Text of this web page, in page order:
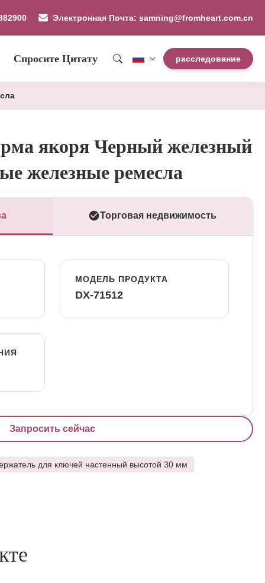
Электронная Почта: samning@fromheart.com.cn
Спросите Цитату расследование
якоря Черный железный
железные ремесла
Торговая недвижимость
МОДЕЛЬ ПРОДУКТА
DX-71512
Запросить сейчас
для ключей настенный высотой 30 мм